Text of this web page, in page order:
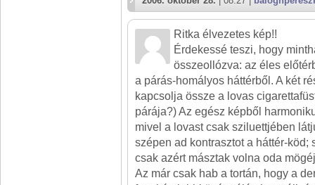
Ritka élvezetes kép!!
Érdekessé teszi, hogy
összeollózva: az éles
a párás-homályos háttérből. A két
kapcsolja össze a lovas
párája?) Az egész képből
mivel a lovast csak sziluettjében
szépen ad kontrasztot a háttér-köd;
csak azért másztak volna oda
Az már csak hab a tortán, hogy a